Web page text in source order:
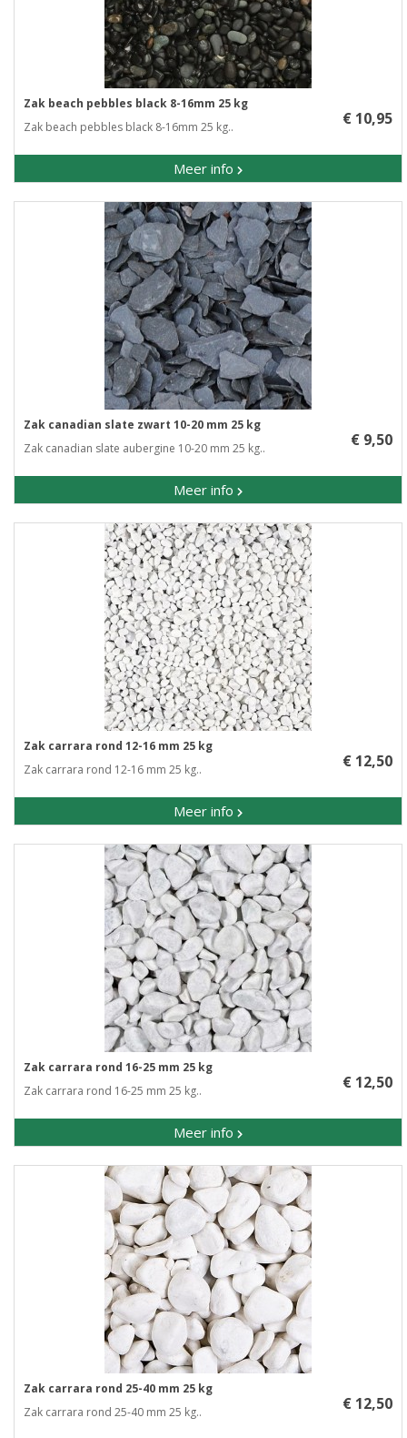
Zak beach pebbles black 8-16mm 25 kg
Zak beach pebbles black 8-16mm 25 kg..
Meer info
€ 10,95
Zak canadian slate zwart 10-20 mm 25 kg
Zak canadian slate aubergine 10-20 mm 25 kg..
Meer info
€ 9,50
Zak carrara rond 12-16 mm 25 kg
Zak carrara rond 12-16 mm 25 kg..
Meer info
€ 12,50
Zak carrara rond 16-25 mm 25 kg
Zak carrara rond 16-25 mm 25 kg..
Meer info
€ 12,50
Zak carrara rond 25-40 mm 25 kg
Zak carrara rond 25-40 mm 25 kg..
€ 12,50